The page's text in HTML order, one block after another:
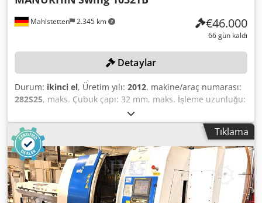
Mahlstetten 2.345 km €46.000
66 gün kaldı
Detaylar
Durum: ikinci el, Üretim yılı: 2012, makine/araç numarası:
282S25, maks. Çubuk çapı: 32 mm, maks. İşleme uzunluğu:
250 mm, kontrol sistemi: FANUC 160i-TB serisi, taşıma
bandı: ERUTE, sol taraftaki çubuk yükleme haznesi: FMB
Turbo 3-36, seri numarası: 52-261754/966566, filtre ünitesi,
yüksek basınçlı sistem: MÜLLER combiloop CL3, talaş
taşıma sistemi ile birlikte, aletler hariç. Dsdpfezqy Tijx
Ablskr
Tıklama